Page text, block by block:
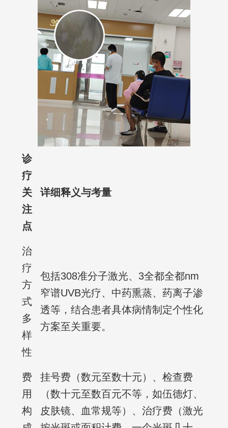
诊
疗
关
注
点
详细释义与考量
治
疗
方
式
多
样
性
包括308准分子激光、3全都全都nm
窄谱UVB光疗、中药熏蒸、药离子渗
透等，结合患者具体病情制定个性化
方案至关重要。
费
用
构
挂号费（数元至数十元）、检查费
（数十元至数百元不等，如伍德灯、
皮肤镜、血常规等）、治疗费（激光